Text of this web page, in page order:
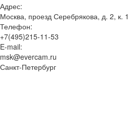
Адрес:
Москва, проезд Серебрякова, д. 2, к. 1
Телефон:
+7(495)215-11-53
E-mail:
msk@evercam.ru
Санкт-Петербург